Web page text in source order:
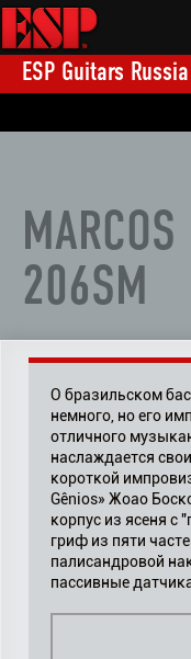
ESP Guitars Russia
206SM
О бразильском
немного, но его
отличного
наслаждается
короткой
Gênios» Жоао
корпус из ясеня с
гриф из пяти
палисандровой
пассивные